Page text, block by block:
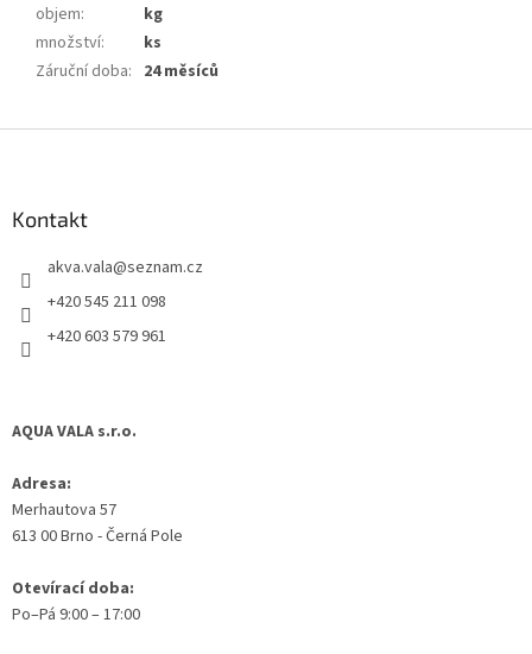
objem:
kg
množství:
ks
Záruční doba: 24 měsíců
Kontakt
akva.vala@seznam.cz
+420 545 211 098
+420 603 579 961
AQUA VALA s.r.o.
Adresa:
Merhautova 57
613 00 Brno - Černá Pole
Otevírací doba:
Po–Pá 9:00 – 17:00